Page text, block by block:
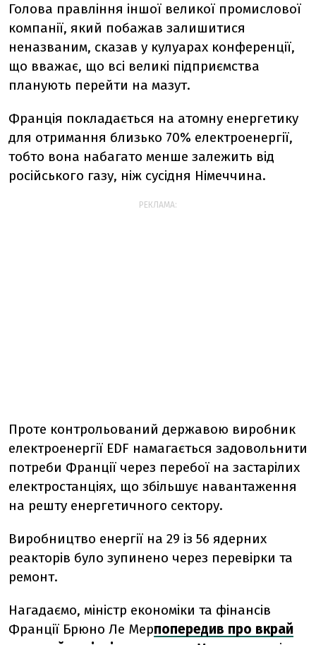
Голова правління іншої великої промислової
компанії, який побажав залишитися
неназваним, сказав у кулуарах конференції,
що вважає, що всі великі підприємства
планують перейти на мазут.
Франція покладається на атомну енергетику
для отримання близько 70% електроенергії,
тобто вона набагато менше залежить від
російського газу, ніж сусідня Німеччина.
РЕКЛАМА:
Проте контрольований державою виробник
електроенергії EDF намагається задовольнити
потреби Франції через перебої на застарілих
електростанціях, що збільшує навантаження
на решту енергетичного сектору.
Виробництво енергії на 29 із 56 ядерних
реакторів було зупинено через перевірки та
ремонт.
Нагадаємо, міністр економіки та фінансів
Франції Брюно Ле Мерпопередив про вкрай